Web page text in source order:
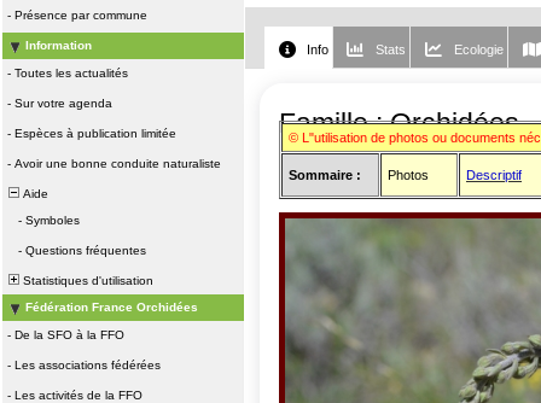
- Présence par commune
Information
- Toutes les actualités
- Sur votre agenda
- Espèces à publication limitée
- Avoir une bonne conduite naturaliste
Aide
- Symboles
- Questions fréquentes
Statistiques d'utilisation
Fédération France Orchidées
- De la SFO à la FFO
- Les associations fédérées
- Les activités de la FFO
Info Stats Ecologie
Famille : Orchidées
© L"utilisation de photos ou documents
Sommaire : Photos Descriptif